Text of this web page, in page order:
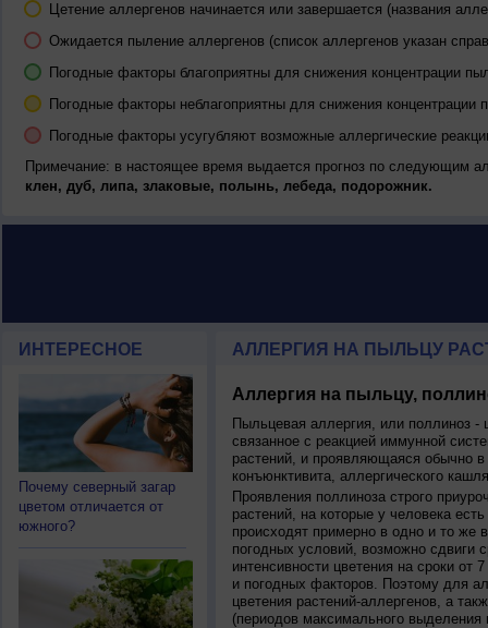
Цетение аллергенов начинается или завершается (названия
Ожидается пыление аллергенов (список аллергенов указан
Погодные факторы благоприятны для снижения концентрации
Погодные факторы неблагоприятны для снижения концентрации
Погодные факторы усугубляют возможные аллергические
Примечание: в настоящее время выдается прогноз по следующим
клен, дуб, липа, злаковые, полынь, лебеда, подорожник.
ИНТЕРЕСНОЕ
Почему северный загар
цветом отличается от
южного?
АЛЛЕРГИЯ НА ПЫЛЬЦУ
Аллергия на пыльцу,
Пыльцевая аллергия, или поллиноз -
связанное с реакцией иммунной
растений, и проявляющаяся обычно
конъюнктивита, аллергического
Проявления поллиноза строго
растений, на которые у человека
происходят примерно в одно и то же
погодных условий, возможно сдвиги
интенсивности цветения на сроки от
и погодных факторов. Поэтому для
цветения растений-аллергенов, а
(периодов максимального